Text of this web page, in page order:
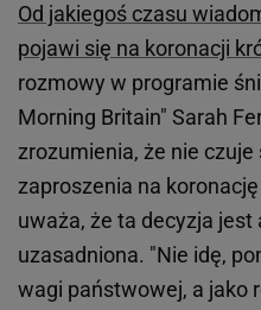
Od jakiegoś czasu
pojawi się na koronacji
rozmowy w programie
Morning Britain" Sarah
zrozumienia, że nie czuje
zaproszenia na
uważa, że ta decyzja jest
uzasadniona. "Nie idę,
wagi państwowej, a jako